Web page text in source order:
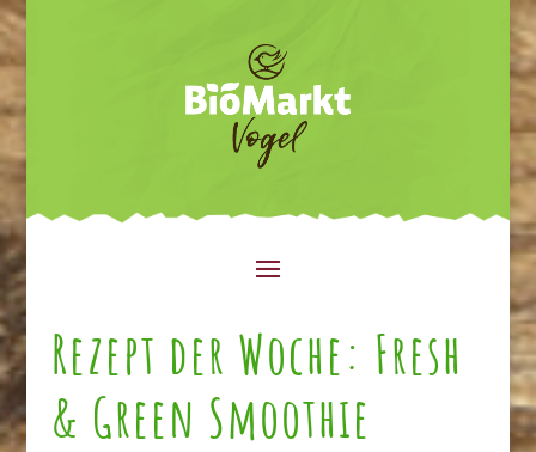
Rezept der Woche: Fresh
& Green Smoothie